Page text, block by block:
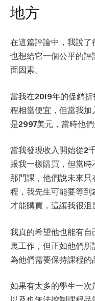
地方
在這篇評論中，我說
也想給它一個公平的
面因素。
當我在2019年的促銷
程相當便宜，但當我
是2997美元，當時他
當我發現收入開始從2
跟我一樣購買，但當
那門課，他們說未來
程，我先生可能要等
才能購買，這讓我很沮
我真的希望他也能有
裏工作，但正如他們
為他們需要保持課程的
如果有太多的學生一次